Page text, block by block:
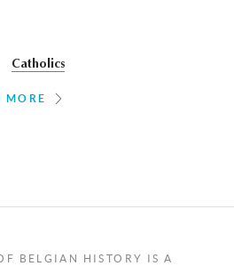
Catholics
MORE
BELGIAN HISTORY IS A